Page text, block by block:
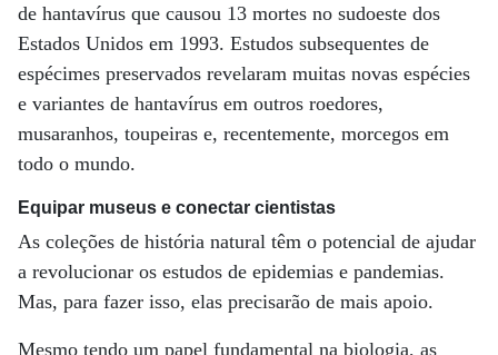
de hantavírus que causou 13 mortes no sudoeste dos
Estados Unidos em 1993. Estudos subsequentes de
espécimes preservados revelaram muitas novas espécies
e variantes de hantavírus em outros roedores,
musaranhos, toupeiras e, recentemente, morcegos em
todo o mundo.
Equipar museus e conectar cientistas
As coleções de história natural têm o potencial de ajudar
a revolucionar os estudos de epidemias e pandemias.
Mas, para fazer isso, elas precisarão de mais apoio.
Mesmo tendo um papel fundamental na biologia, as